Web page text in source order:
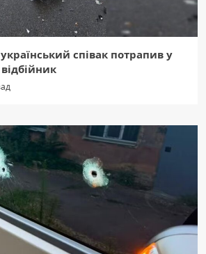
співак потрапив у